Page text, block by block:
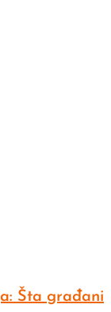
Šta građani